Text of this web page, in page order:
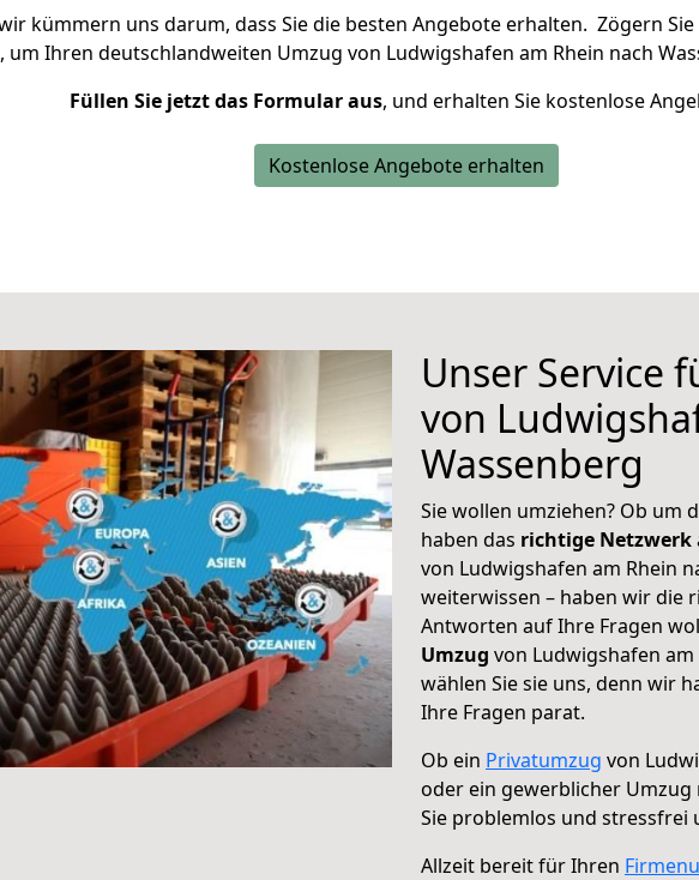
kümmern uns darum, dass Sie die besten Angebote erhalten. Zögern
, um Ihren deutschlandweiten Umzug von Ludwigshafen am Rhein nach
Füllen Sie jetzt das Formular aus, und erhalten Sie kostenlose
Kostenlose Angebote erhalten
Unser Service
von
Wassenberg
Sie wollen umziehen? Ob um
haben das richtige Netzwerk
von Ludwigshafen am Rhein
weiterwissen – haben wir die
Antworten auf Ihre Fragen
Umzug von Ludwigshafen am
wählen Sie sie uns, denn wir
Ihre Fragen parat.
Ob ein Privatumzug von
oder ein gewerblicher Umzug
Sie problemlos und stressfrei
Allzeit bereit für Ihren